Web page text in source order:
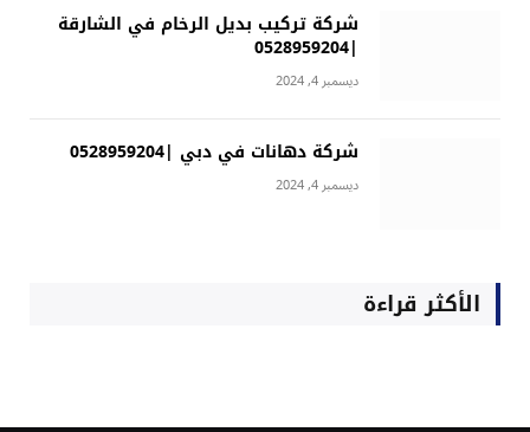
شركة تركيب بديل الرخام في الشارقة
|0528959204
ديسمبر 4, 2024
شركة دهانات في دبي |0528959204
ديسمبر 4, 2024
الأكثر قراءة